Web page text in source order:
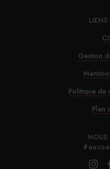
LIENS
Gestion
Politique de
Plan
NOUS